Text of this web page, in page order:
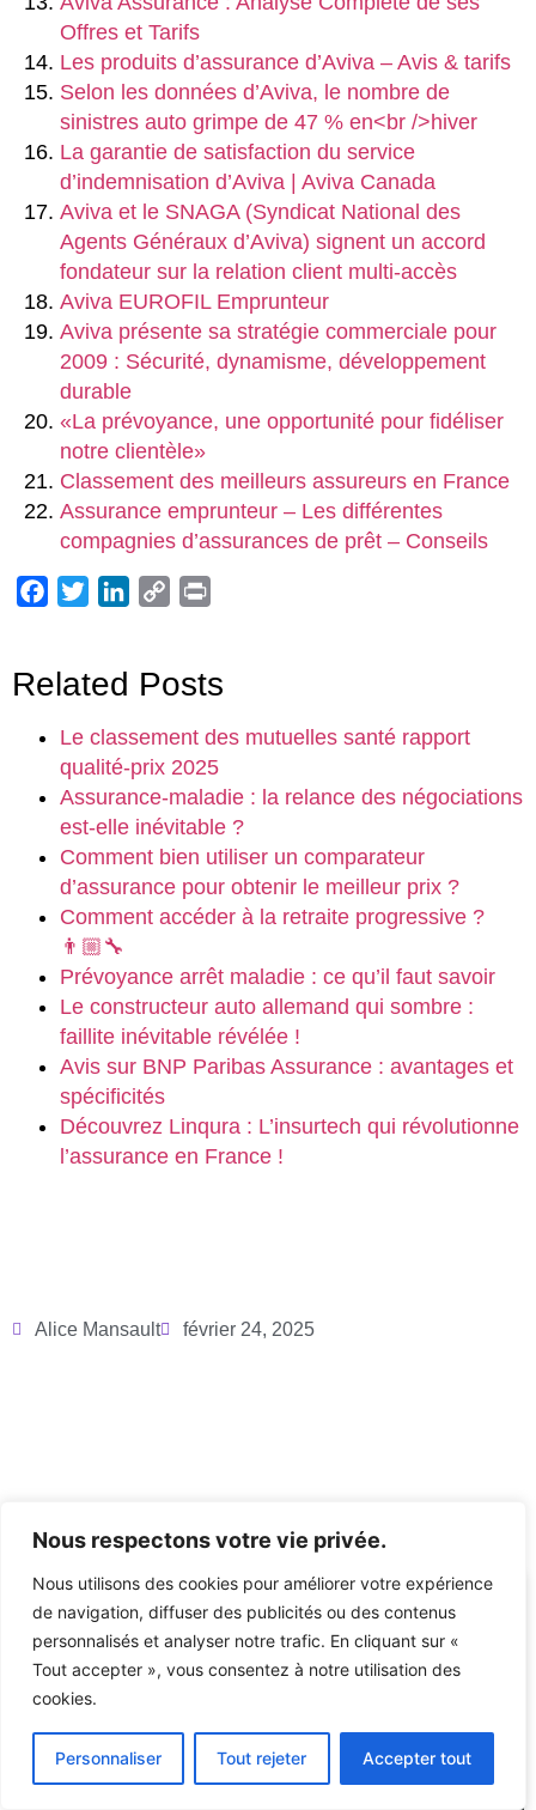
Nous respectons votre vie privée.
Nous utilisons des cookies pour améliorer votre expérience
de navigation, diffuser des publicités ou des contenus
personnalisés et analyser notre trafic. En cliquant sur «
Tout accepter », vous consentez à notre utilisation des
cookies.
Personnaliser Tout rejeter Accepter tout
Offres et Tarifs
Les produits d’assurance d’Aviva – Avis & tarifs
Selon les données d’Aviva, le nombre de
sinistres auto grimpe de 47 % en<br />hiver
La garantie de satisfaction du service
d’indemnisation d’Aviva | Aviva Canada
Aviva et le SNAGA (Syndicat National des
Agents Généraux d’Aviva) signent un accord
fondateur sur la relation client multi-accès
Aviva EUROFIL Emprunteur
Aviva présente sa stratégie commerciale pour
2009 : Sécurité, dynamisme, développement
durable
«La prévoyance, une opportunité pour fidéliser
notre clientèle»
Classement des meilleurs assureurs en France
Assurance emprunteur – Les différentes
compagnies d’assurances de prêt – Conseils
Facebook
TwitterLinkedIn
Copy
Related Posts
Le classement des mutuelles santé rapport
qualité-prix 2025
Assurance-maladie : la relance des négociations
est-elle inévitable ?
Comment bien utiliser un comparateur
d’assurance pour obtenir le meilleur prix ?
Comment accéder à la retraite progressive ?
👨🏼‍🔧
Prévoyance arrêt maladie : ce qu’il faut savoir
Le constructeur auto allemand qui sombre :
faillite inévitable révélée !
Avis sur BNP Paribas Assurance : avantages et
spécificités
Découvrez Linqura : L’insurtech qui révolutionne
l’assurance en France !
Alice Mansault février 24, 2025
Articles récents
ACTUALITÉS